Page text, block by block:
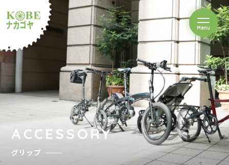
ルショップナカゴヤ
Menuを開閉
ACCESSORY
グリップ